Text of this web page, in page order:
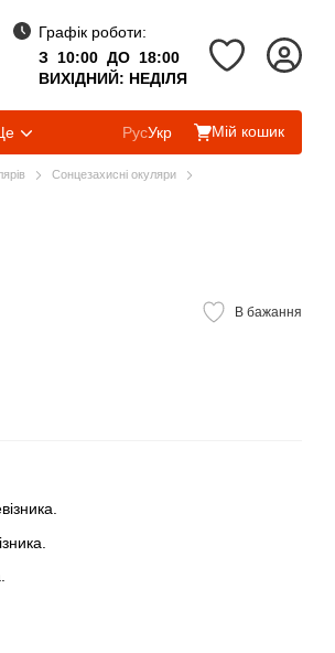
Графік роботи:
З 10:00 ДО 18:00
ВИХІДНИЙ: НЕДІЛЯ
РусУкр Мій кошик
Сонцезахисні окуляри
В бажання